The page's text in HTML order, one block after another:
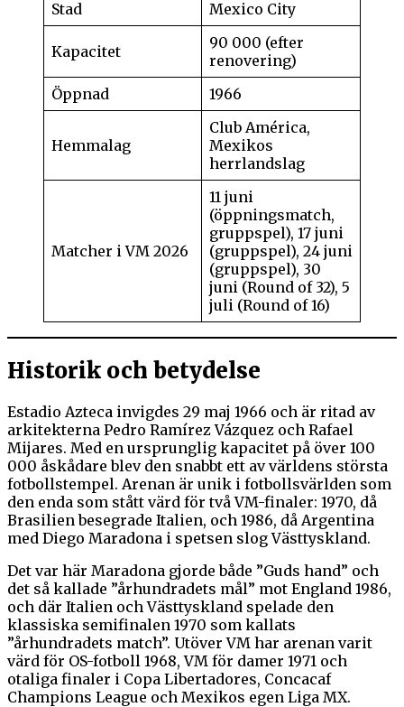
Stad Mexico City
Kapacitet
90 000 (efter
renovering)
Öppnad
1966
Hemmalag
Club América,
Mexikos
herrlandslag
Matcher i VM 2026
11 juni
(öppningsmatch,
gruppspel), 17 juni
(gruppspel), 24 juni
(gruppspel), 30
juni (Round of 32), 5
juli (Round of 16)
Historik och betydelse
Estadio Azteca invigdes 29 maj 1966 och är ritad av
arkitekterna Pedro Ramírez Vázquez och Rafael
Mijares. Med en ursprunglig kapacitet på över 100
000 åskådare blev den snabbt ett av världens största
fotbollstempel. Arenan är unik i fotbollsvärlden som
den enda som stått värd för två VM-finaler: 1970, då
Brasilien besegrade Italien, och 1986, då Argentina
med Diego Maradona i spetsen slog Västtyskland.
Det var här Maradona gjorde både ”Guds hand” och
det så kallade ”århundradets mål” mot England 1986,
och där Italien och Västtyskland spelade den
klassiska semifinalen 1970 som kallats
”århundradets match”. Utöver VM har arenan varit
värd för OS-fotboll 1968, VM för damer 1971 och
otaliga finaler i Copa Libertadores, Concacaf
Champions League och Mexikos egen Liga MX.